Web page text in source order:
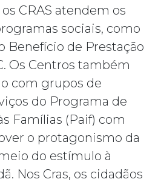
CRAS atendem os
sociais, como
Benefício de Prestação
Os Centros também
com grupos de
do Programa de
Famílias (Paif) com
o protagonismo da
do estímulo à
Nos Cras, os cidadãos